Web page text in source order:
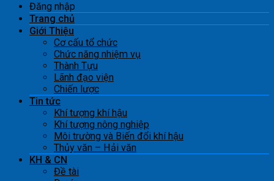
Đăng nhập
Trang chủ
Giới Thiệu
Cơ cấu tổ chức
Chức năng nhiệm vụ
Thành Tựu
Lãnh đạo viện
Chiến lược
Tin tức
Khí tượng khí hậu
Khí tượng nông nghiệp
Môi trường và Biến đổi khí hậu
Thủy văn – Hải văn
KH & CN
Đề tài